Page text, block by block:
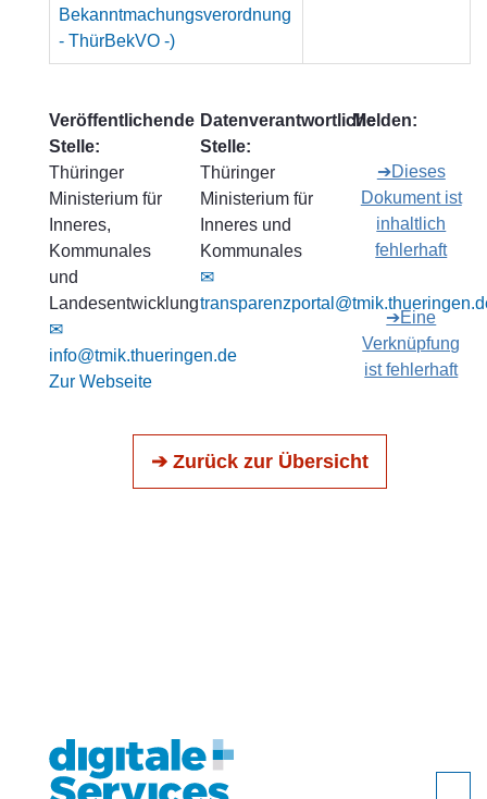
Bekanntmachungsverordnung
- ThürBekVO -)
Veröffentlichende
Stelle:
Thüringer
Ministerium für
Inneres,
Kommunales
und
Landesentwicklung
✉
info@tmik.thueringen.de
Zur Webseite
Datenverantwortliche
Stelle:
Thüringer
Ministerium für
Inneres und
Kommunales
✉
Melden:
➔Dieses
Dokument ist
inhaltlich
fehlerhaft
➔Eine
Verknüpfung
ist fehlerhaft
➔ Zurück zur Übersicht